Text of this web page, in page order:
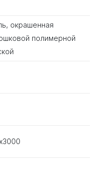
окрашенная
полимерной